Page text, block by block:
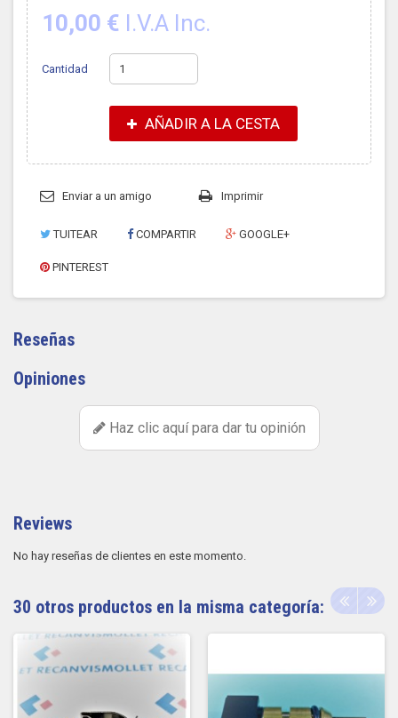
10,00 € I.V.A Inc.
Cantidad
AÑADIR A LA CESTA
Enviar a un amigo Imprimir
TUITEAR COMPARTIR GOOGLE+
PINTEREST
Reseñas
Opiniones
Haz clic aquí para dar tu opinión
Reviews
No hay reseñas de clientes en este momento.
30 otros productos en la misma categoría: